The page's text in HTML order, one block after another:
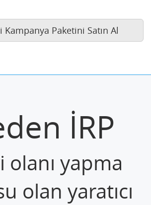
Kampanya Paketini Satın Al
İRP
olanı yapma
olan yaratıcı